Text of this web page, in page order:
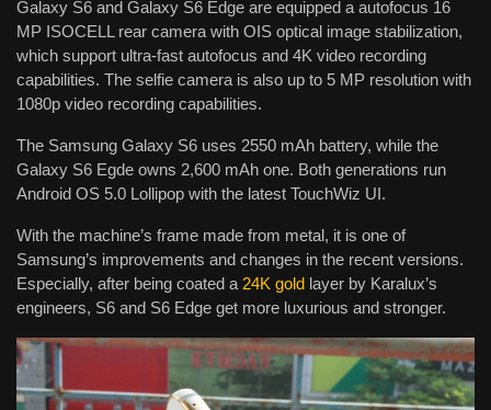
Galaxy S6 and Galaxy S6 Edge are equipped a autofocus 16
MP ISOCELL rear camera with OIS optical image stabilization,
which support ultra-fast autofocus and 4K video recording
capabilities. The selfie camera is also up to 5 MP resolution with
1080p video recording capabilities.
The Samsung Galaxy S6 uses 2550 mAh battery, while the
Galaxy S6 Egde owns 2,600 mAh one. Both generations run
Android OS 5.0 Lollipop with the latest TouchWiz UI.
With the machine’s frame made from metal, it is one of
Samsung’s improvements and changes in the recent versions.
Especially, after being coated a 24K gold layer by Karalux’s
engineers, S6 and S6 Edge get more luxurious and stronger.